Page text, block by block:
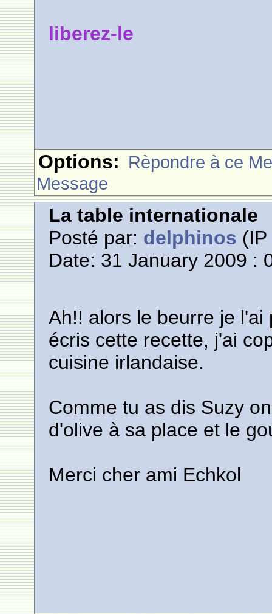
liberez-le
Options: Rèpondre à ce
Message
La table internationale
Posté par: delphinos
Date: 31 January 2009 :
Ah!! alors le beurre je
écris cette recette, j'ai
cuisine irlandaise.
Comme tu as dis Suzy
d'olive à sa place et le
Merci cher ami Echkol